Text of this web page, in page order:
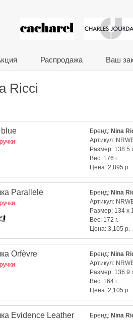
Распродажа Ваш
Ricci
blue Бренд: Nina
Артикул:
Размер: 138.5
Вес: 176 г.
Цена: 2,895 р.
Parallele Бренд: Nina
Артикул:
Размер: 134 x
Вес: 172 г.
Цена: 3,105 р.
Orfèvre Бренд: Nina
Артикул:
Размер: 136.9
Вес: 164 г.
Цена: 2,105 р.
Evidence Leather
Бренд: Nina